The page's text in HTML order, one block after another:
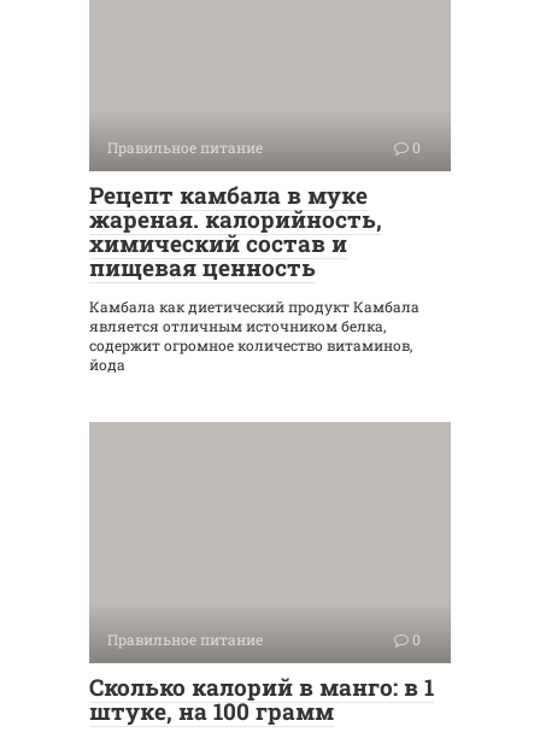
Правильное питание 0
Рецепт камбала в муке
жареная. калорийность,
химический состав и
пищевая ценность
Кaмбала как диетический продукт Кaмбaлa
является отличным источником белка,
содержит огромное количество витаминов,
йода
Правильное питание 0
Сколько калорий в манго: в 1
штуке, на 100 грамм